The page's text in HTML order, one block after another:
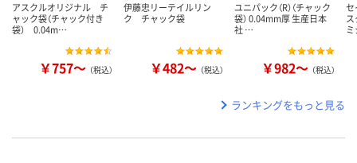
アスクルオリジナル チ
ャック袋（チャック付き
袋） 0.04m…
￥757～ （税込）
伊藤忠リーテイルリン
ク チャック袋
￥482～ （税込）
ユニパック（R）（チャック
袋） 0.04mm厚 生産日本
社 …
￥982～ （税込）
セ
ランキングをもっと見る